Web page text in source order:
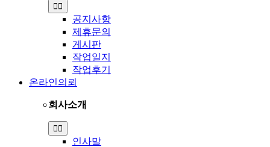
Toggle
Navigation
공지사항
제휴문의
게시판
작업일지
작업후기
온라인의뢰
회사소개
Toggle
Navigation
인사말